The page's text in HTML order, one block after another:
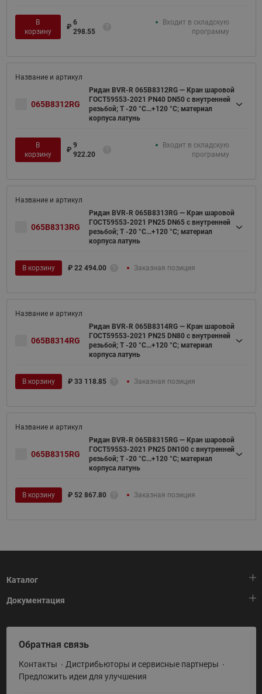
В
корзину
₽
6
298.55
Входит в складскую
программу
065B8312RG
Ридан BVR-R 065B8312RG — Кран шаровой
ГОСТ59553-2021 PN40 DN50 с внутренней
резьбой; Т -20 °С...+120 °С; материал
корпуса латунь
В
корзину
₽
9
922.20
Входит в складскую
программу
065B8313RG
Ридан BVR-R 065B8313RG — Кран шаровой
ГОСТ59553-2021 PN25 DN65 с внутренней
резьбой; Т -20 °С...+120 °С; материал
корпуса латунь
В корзину ₽ 22 494.00 Заказная позиция
065B8314RG
Ридан BVR-R 065B8314RG — Кран шаровой
ГОСТ59553-2021 PN25 DN80 с внутренней
резьбой; Т -20 °С...+120 °С; материал
корпуса латунь
В корзину ₽ 33 118.85 Заказная позиция
065B8315RG
Ридан BVR-R 065B8315RG — Кран шаровой
ГОСТ59553-2021 PN25 DN100 с внутренней
резьбой; Т -20 °С...+120 °С; материал
корпуса латунь
В корзину ₽ 52 867.80 Заказная позиция
Каталог
Тепловая автоматика
Холодильная техника
Приводная техника
Промышленная автоматика
Документация
HeatPlatform (Тепловая платформа)
Полезные программы и инструменты
Условия поставки
Обратная связь
Контакты
Дистрибьюторы и сервисные партнеры
Предложить идеи для улучшения